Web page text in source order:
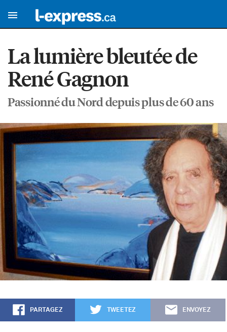
La lumière bleutée de
René Gagnon
Passionné du Nord depuis plus de 60 ans
PARTAGEZ TWEETEZ ENVOYEZ